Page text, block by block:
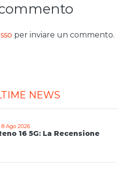
per inviare un commento.
NEWS
8 Ago 2026
16 5G: La Recensione